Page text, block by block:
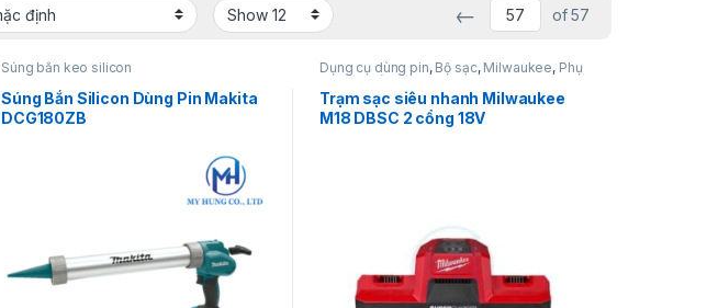
← of 57
Súng bắn keo silicon
Súng Bắn Silicon Dùng Pin Makita
DCG180ZB
Dụng cụ dùng pin, Bộ sạc, Milwaukee, Phụ
kiện pin và bộ sạc
Trạm sạc siêu nhanh Milwaukee
M18 DBSC 2 cổng 18V